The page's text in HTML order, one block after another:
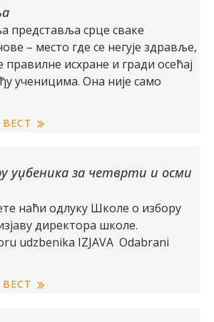
представља срце сваке
– место где се негује здравље,
правилне исхране и гради осећај
ученицима. Она није само
уџбеника за четврти и осми
наћи одлуку Школе о избору
директора школе.
udzbenika IZJAVA Odabrani